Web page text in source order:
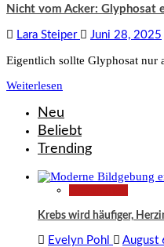
Nicht vom Acker: Glyphosat
Lara Steiper Juni 28, 2025
Eigentlich sollte Glyphosat nur
Weiterlesen
Neu
Beliebt
Trending
Krebs wird häufiger,
Evelyn Pohl August